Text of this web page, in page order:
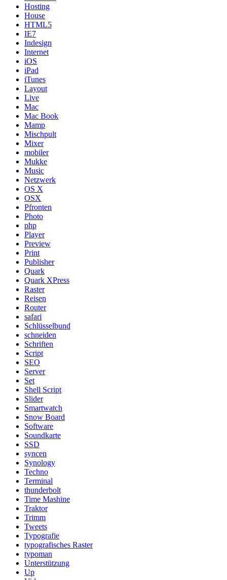
Hosting
House
HTML5
IE7
Indesign
Internet
iOS
iPad
iTunes
Layout
Live
Mac
Mac Book
Mamp
Mischpult
Mixer
mobiler
Mukke
Music
Netzwerk
OS X
OSX
Pfronten
Photo
php
Player
Preview
Print
Publisher
Quark
Quark XPress
Raster
Reisen
Router
safari
Schlüsselbund
schneiden
Schriften
Script
SEO
Server
Set
Shell Script
Slider
Smartwatch
Snow Board
Software
Soundkarte
SSD
syncen
Synology
Techno
Terminal
thunderbolt
Time Mashine
Traktor
Trimm
Tweets
Typografie
typografisches Raster
typoman
Unterstützung
Up